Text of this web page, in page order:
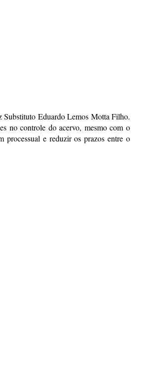
Substituto Eduardo Lemos Motta Filho.
no controle do acervo, mesmo com o
processual e reduzir os prazos entre o